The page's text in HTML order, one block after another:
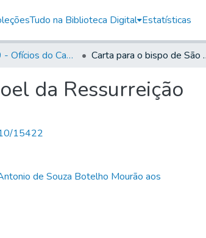
Tudo na Biblioteca Digital Estatísticas
Volume 69 - Ofícios do Capitão D. Luiz Antonio de Souza Botelho Mourão aos Vice-Reis e Ministros (1771-1772) Carta para o bispo
da Ressurreição
15422
de Souza Botelho Mourão aos